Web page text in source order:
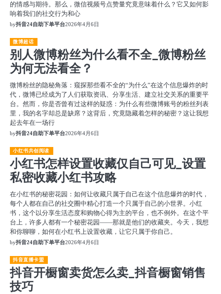
的情感与期待。那么，微信视频号点赞量究竟意味着什么？它又如何影
响着我们的社交行为和心
by抖音24自助下单平台2026年4月6日
微博超话
别人微博粉丝为什么看不全_微博粉丝
为何无法看全？
微博粉丝的隐秘角落：窥探那些看不全的“为什么”在这个信息爆炸的时
代，微博已经成为了人们获取资讯、分享生活、建立社交关系的重要平
台。然而，你是否曾有过这样的疑惑：为什么有些微博账号的粉丝列表
里，我的名字却总是缺席？这背后，究竟隐藏着怎样的秘密？这让我想
起去年在一场行
by抖音24自助下单平台2026年4月6日
小红书共创阅读
小红书怎样设置收藏仅自己可见_设置
私密收藏小红书攻略
在小红书的秘密花园：如何让收藏只属于自己在这个信息爆炸的时代，
每个人都在自己的社交圈中精心打造一个只属于自己的小世界。小红
书，这个以分享生活态度和购物心得为主的平台，也不例外。在这个平
台上，许多人都有一个秘密花园——那就是他们的收藏夹。今天，我想
和你聊聊，如何在小红书上设置收藏，让它只属于你自己。
by抖音24自助下单平台2026年4月6日
抖音直播卡盟
抖音开橱窗卖货怎么卖_抖音橱窗销售
技巧